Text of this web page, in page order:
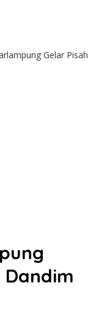
Gelar Pisah
Dandim